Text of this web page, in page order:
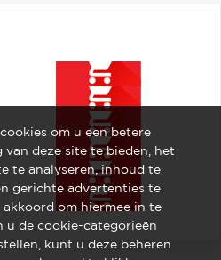
om u een betere
van deze site te bieden, het
te analyseren, inhoud te
gerichte advertenties te
akkoord om hiermee in te
u de cookie-categorieën
kunt u deze beheren